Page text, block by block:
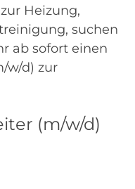
Heizung,
suchen
ab sofort einen
w/d) zur
(m/w/d)